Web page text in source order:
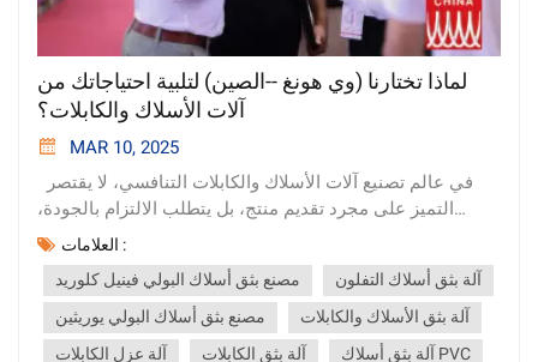
لماذا تختارنا (وي هونغ --الصين) لتلبية احتياجاتك من
آلات الأسلاك والكابلات؟
MAR 10, 2025
التميز على مجرد تقديم منتج، بل يتطلب الالتزام بالجودة،
والأسعار المعقولة، والخدمة المتميزة، والقدرة على تلبية
الاحتياجات الفريدة لكل عميل. في مصنعنا الكائن في مقاطعة
غوانغدونغ الصينية، نفخر بتقديم كل هذه المزايا وأكثر. إليك لماذا
أسعار المصنع المباشرة: أسعار لا تُضاهى باختياركم لنا، فإنكم
العلامات :
مصنع بثق أسلاك البولي فينيل كلوريد
آلة بثق أسلاك التفلون
مصنع بثق أسلاك البولي يوريثين
آلة بثق الأسلاك والكابلات
آلة عزل الكابلات
آلة بثق الكابلات
آلة بثق أسلاك PVC